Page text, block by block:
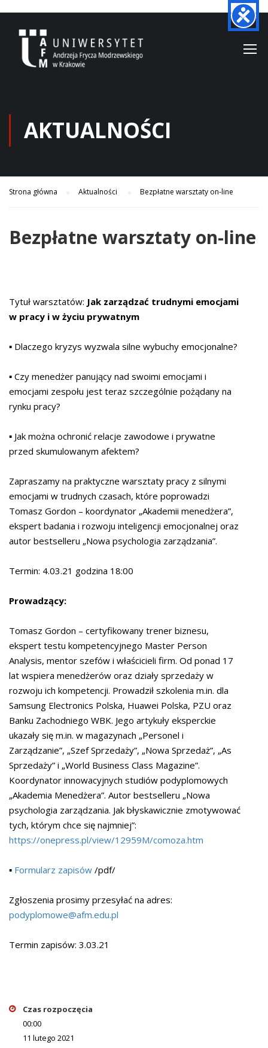
AKTUALNOŚCI
Strona główna Aktualności Bezpłatne warsztaty on-line
Bezpłatne warsztaty on-line
Tytuł warsztatów: Jak zarządzać trudnymi emocjami
w pracy i w życiu prywatnym
▪️ Dlaczego kryzys wyzwala silne wybuchy emocjonalne?
▪️ Czy menedżer panujący nad swoimi emocjami i
emocjami zespołu jest teraz szczególnie pożądany na
rynku pracy?
▪️ Jak można ochronić relacje zawodowe i prywatne
przed skumulowanym afektem?
Zapraszamy na praktyczne warsztaty pracy z silnymi
emocjami w trudnych czasach, które poprowadzi
Tomasz Gordon – koordynator „Akademii menedżera”,
ekspert badania i rozwoju inteligencji emocjonalnej oraz
autor bestselleru „Nowa psychologia zarządzania”.
Termin: 4.03.21 godzina 18:00
Prowadzący:
Tomasz Gordon – certyfikowany trener biznesu,
ekspert testu kompetencyjnego Master Person
Analysis, mentor szefów i właścicieli firm. Od ponad 17
lat wspiera menedżerów oraz działy sprzedaży w
rozwoju ich kompetencji. Prowadził szkolenia m.in. dla
Samsung Electronics Polska, Huawei Polska, PZU oraz
Banku Zachodniego WBK. Jego artykuły eksperckie
ukazały się m.in. w magazynach „Personel i
Zarządzanie”, „Szef Sprzedaży”, „Nowa Sprzedaż”, „As
Sprzedaży” i „World Business Class Magazine”.
Koordynator innowacyjnych studiów podyplomowych
„Akademia Menedżera”. Autor bestselleru „Nowa
psychologia zarządzania. Jak błyskawicznie zmotywować
tych, którym chce się najmniej”:
https://onepress.pl/view/12959M/comoza.htm
▪️ Formularz zapisów /pdf/
Zgłoszenia prosimy przesyłać na adres:
podyplomowe@afm.edu.pl
Termin zapisów: 3.03.21
Czas rozpoczęcia
00:00
11 lutego 2021